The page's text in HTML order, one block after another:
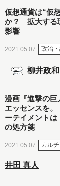
仮想通貨は“仮
か？ 拡大する
影響
2021.05.07 政治
柳井政和
漫画『進撃の巨
エッセンスを。
ーテイメントは
の処方箋
2021.05.07 カル
井田 真人